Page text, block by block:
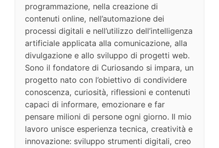
programmazione, nella creazione di
contenuti online, nell’automazione dei
processi digitali e nell’utilizzo dell’intelligenza
artificiale applicata alla comunicazione, alla
divulgazione e allo sviluppo di progetti web.
Sono il fondatore di Curiosando si impara, un
progetto nato con l’obiettivo di condividere
conoscenza, curiosità, riflessioni e contenuti
capaci di informare, emozionare e far
pensare milioni di persone ogni giorno. Il mio
lavoro unisce esperienza tecnica, creatività e
innovazione: sviluppo strumenti digitali, creo